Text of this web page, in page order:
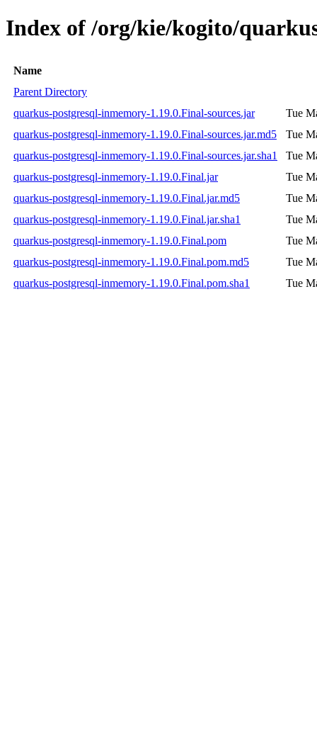
Index of /org/kie/kogito/
Name
Parent Directory
quarkus-postgresql-inmemory-1.19.0.Final-sources.jar
Tue
quarkus-postgresql-inmemory-1.19.0.Final-sources.jar.md5
Tue
quarkus-postgresql-inmemory-1.19.0.Final-sources.jar.sha1
Tue
quarkus-postgresql-inmemory-1.19.0.Final.jar
Tue
quarkus-postgresql-inmemory-1.19.0.Final.jar.md5
Tue
quarkus-postgresql-inmemory-1.19.0.Final.jar.sha1
Tue
quarkus-postgresql-inmemory-1.19.0.Final.pom
Tue
quarkus-postgresql-inmemory-1.19.0.Final.pom.md5
Tue
quarkus-postgresql-inmemory-1.19.0.Final.pom.sha1
Tue